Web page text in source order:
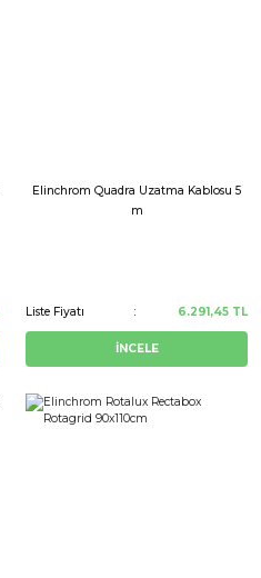
Elinchrom Quadra Uzatma Kablosu 5
m
Liste Fiyatı 6.291,45 TL
İNCELE